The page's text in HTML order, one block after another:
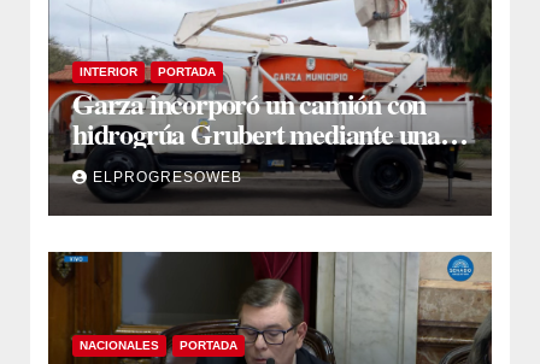
INTERIOR PORTADA
Garza incorporó un camión con
hidrogrúa Grubert mediante una
inversión de $35 millones con fondos
municipales
ELPROGRESOWEB
NACIONALES PORTADA